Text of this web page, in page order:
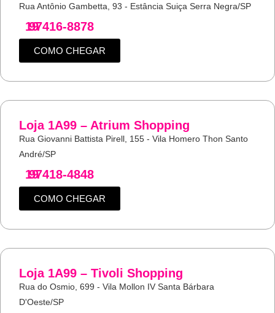
Rua Antônio Gambetta, 93 - Estância Suiça Serra Negra/SP
19
97416-8878
COMO CHEGAR
Loja 1A99 – Atrium Shopping
Rua Giovanni Battista Pirell, 155 - Vila Homero Thon Santo
André/SP
19
97418-4848
COMO CHEGAR
Loja 1A99 – Tivoli Shopping
Rua do Osmio, 699 - Vila Mollon IV Santa Bárbara
D'Oeste/SP